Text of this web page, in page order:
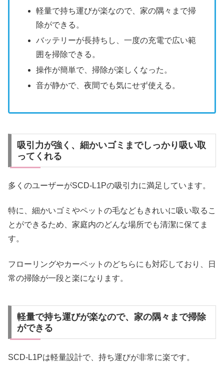
軽量で持ち運びが楽なので、家の隅々まで掃
除ができる。
バッテリーが長持ちし、一度の充電で広い範
囲を掃除できる。
操作が簡単で、掃除が楽しくなった。
音が静かで、夜間でも気にせず使える。
吸引力が強く、細かいゴミまでしっかり吸い取
ってくれる
多くのユーザーがSCD-L1Pの吸引力に満足しています。
特に、細かいゴミやペットの毛などもきれいに吸い取るこ
とができるため、家庭内のどんな場所でも清潔に保てま
す。
フローリングやカーペットのどちらにも対応しており、日
常の掃除が一段と楽になります。
軽量で持ち運びが楽なので、家の隅々まで掃除
ができる
SCD-L1Pは軽量設計で、持ち運びが非常に楽です。